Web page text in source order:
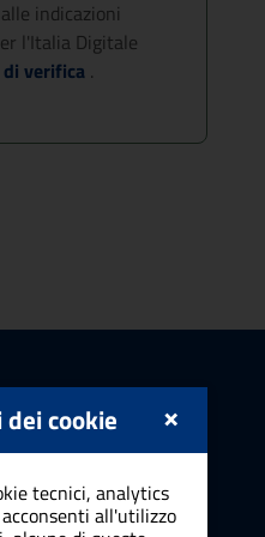
indicazioni
l'Italia Digitale
verifica .
×
cookie
tecnici, analytics
all'utilizzo